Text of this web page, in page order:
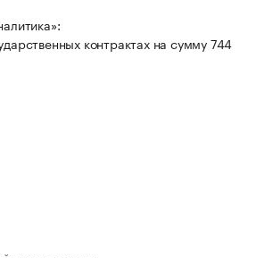
контрактах на сумму 744